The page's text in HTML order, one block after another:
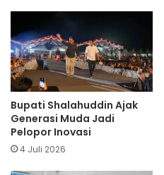
Bupati Shalahuddin Ajak
Generasi Muda Jadi
Pelopor Inovasi
4 Juli 2026